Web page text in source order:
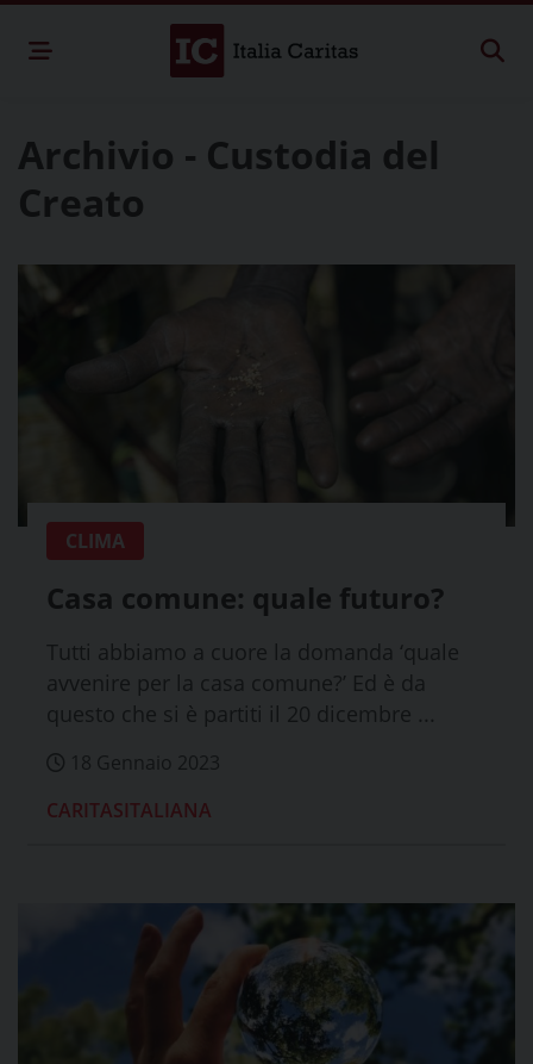
Archivio - Custodia del
Creato
CLIMA
Casa comune: quale futuro?
Tutti abbiamo a cuore la domanda ‘quale
avvenire per la casa comune?’ Ed è da
questo che si è partiti il 20 dicembre ...
18 Gennaio 2023
CARITASITALIANA